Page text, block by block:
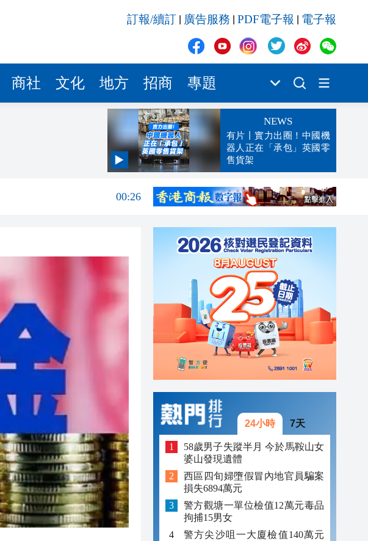
訂報/續訂 廣告服務 PDF電子報 電子報
商社 文化 地方 招商 專題
NEWS
有片丨實力出圈！中國機
器人正在「承包」英國零
售貨架
00:45
00:26
23:38
24小時 7天
58歲男子失蹤半月 今於馬鞍山女
婆山發現遺體
西區四旬婦墮假冒內地官員騙案
損失6894萬元
警方觀塘一單位檢值12萬元毒品
拘捕15男女
警方尖沙咀一大廈檢值140萬元